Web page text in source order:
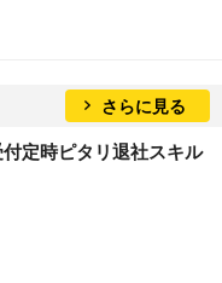
さらに見る
定時ピタリ退社スキル